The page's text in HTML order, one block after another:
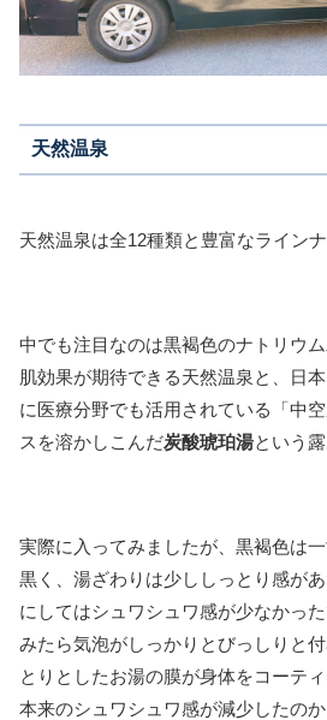
天然温泉
天然温泉は全12種類と豊富なラインナ
中でも注目なのは黒褐色のナトリウ
肌効果が期待できる天然温泉と、日
に医療分野でも活用されている「中
スを溶かしこんだ炭酸琥珀湯という
実際に入ってみましたが、黒褐色は
黒く、湯ざわりは少ししっとり感が
にしてはシュワシュワ感が少なかっ
みたら気泡がしっかりとびっしりと
とりとしたお湯の膜が身体をコーテ
本来のシュワシュワ感が減少したのか